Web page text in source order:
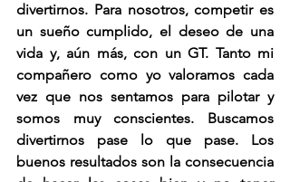
divertirnos. Para nosotros, competir es
un sueño cumplido, el deseo de una
vida y, aún más, con un GT. Tanto mi
compañero como yo valoramos cada
vez que nos sentamos para pilotar y
somos muy conscientes. Buscamos
divertirnos pase lo que pase. Los
buenos resultados son la consecuencia